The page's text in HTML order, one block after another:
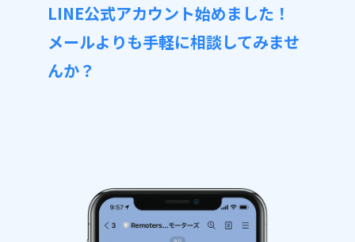
LINE公式アカウント始めました！
メールよりも手軽に相談してみませ
んか？